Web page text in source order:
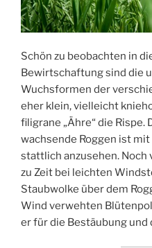
Schön zu beobachten in
Bewirtschaftung sind die
Wuchsformen der
eher klein, vielleicht
filigrane „Ähre“ die Rispe.
wachsende Roggen ist
stattlich anzusehen. Noch
zu Zeit bei leichten
Staubwolke über dem
Wind verwehten
er für die Bestäubung